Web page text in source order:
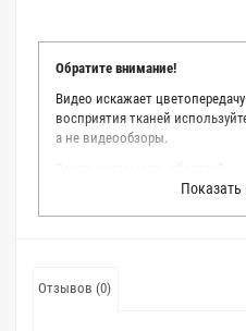
Обратите внимание!
Видео искажает
восприятия тканей
а не видеообзоры.
Мы делаем все возможное,
ткани из нашего каталога. Мы
точное соответствие цветов
Отзывов (0)